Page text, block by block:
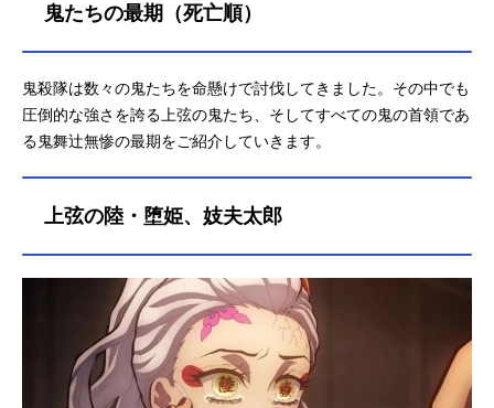
鬼たちの最期（死亡順）
鬼殺隊は数々の鬼たちを命懸けで討伐してきました。その中でも
圧倒的な強さを誇る上弦の鬼たち、そしてすべての鬼の首領であ
る鬼舞辻無惨の最期をご紹介していきます。
上弦の陸・堕姫、妓夫太郎